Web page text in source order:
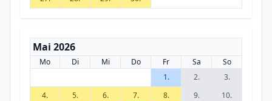
Mai 2026
Mo Di Mi Do Fr Sa
So
1.
2.
3.
4.
5. 6. 7. 8. 9.
10.